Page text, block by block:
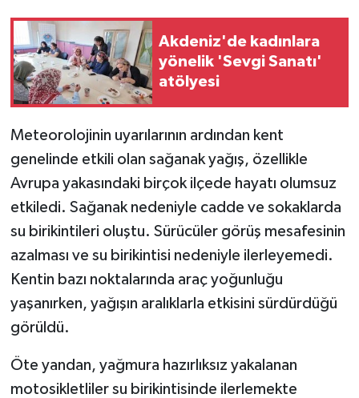
Akdeniz'de kadınlara
yönelik 'Sevgi Sanatı'
atölyesi
Meteorolojinin uyarılarının ardından kent
genelinde etkili olan sağanak yağış, özellikle
Avrupa yakasındaki birçok ilçede hayatı olumsuz
etkiledi. Sağanak nedeniyle cadde ve sokaklarda
su birikintileri oluştu. Sürücüler görüş mesafesinin
azalması ve su birikintisi nedeniyle ilerleyemedi.
Kentin bazı noktalarında araç yoğunluğu
yaşanırken, yağışın aralıklarla etkisini sürdürdüğü
görüldü.
Öte yandan, yağmura hazırlıksız yakalanan
motosikletliler su birikintisinde ilerlemekte